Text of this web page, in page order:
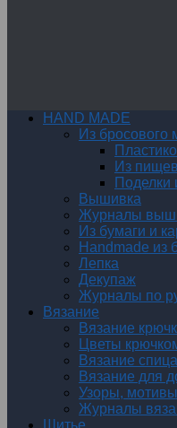
HAND MADE
Из бросового
Из
Поделки
Вышивка
Журналы
Из бумаги и
Handmade из
Лепка
Декупаж
Журналы по
Вязание
Вязание
Цветы
Вязание
Вязание для
Узоры,
Журналы
Шитье